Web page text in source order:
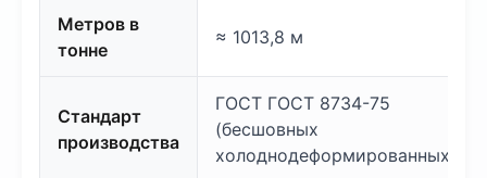
Метров в
тонне
≈ 1013,8 м
Стандарт
производства
ГОСТ ГОСТ 8734-75
(бесшовных
холоднодеформированных)